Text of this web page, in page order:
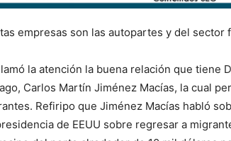
empresas son las autopartes y del sector
la atención la buena relación que tiene
Carlos Martín Jiménez Macías, la cual
Refiripo que Jiménez Macías habló
de EEUU sobre regresar a